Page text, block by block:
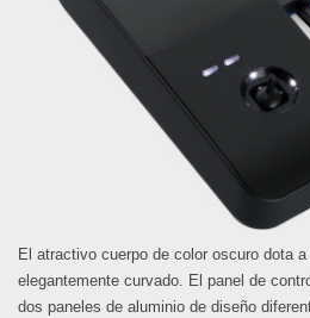
El atractivo cuerpo de color oscuro dota
elegantemente curvado. El panel de
dos paneles de aluminio de diseño